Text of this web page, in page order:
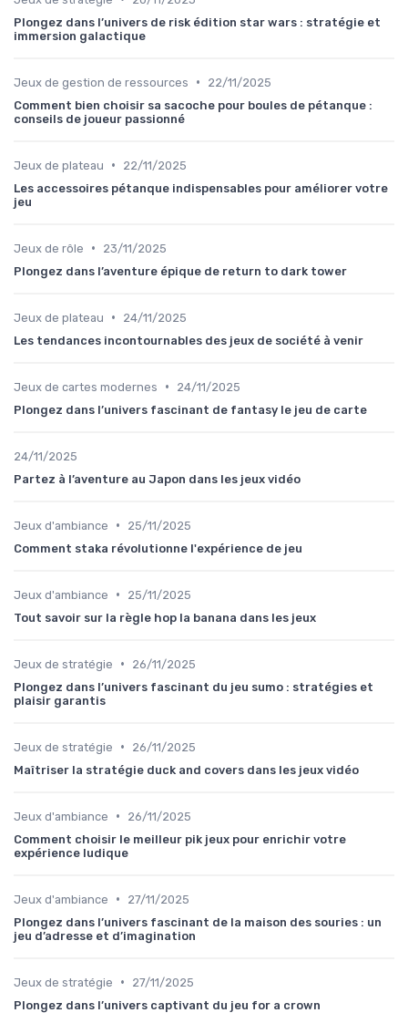
Plongez dans l’univers de risk édition star wars : stratégie et
immersion galactique
Jeux de gestion de ressources •
22/11/2025
Comment bien choisir sa sacoche pour boules de pétanque :
conseils de joueur passionné
Jeux de plateau •
22/11/2025
Les accessoires pétanque indispensables pour améliorer votre
jeu
Jeux de rôle •
23/11/2025
Plongez dans l’aventure épique de return to dark tower
Jeux de plateau •
24/11/2025
Les tendances incontournables des jeux de société à venir
Jeux de cartes modernes •
24/11/2025
Plongez dans l’univers fascinant de fantasy le jeu de carte
24/11/2025
Partez à l’aventure au Japon dans les jeux vidéo
Jeux d'ambiance •
25/11/2025
Comment staka révolutionne l'expérience de jeu
Jeux d'ambiance •
25/11/2025
Tout savoir sur la règle hop la banana dans les jeux
Jeux de stratégie •
26/11/2025
Plongez dans l’univers fascinant du jeu sumo : stratégies et
plaisir garantis
Jeux de stratégie •
26/11/2025
Maîtriser la stratégie duck and covers dans les jeux vidéo
Jeux d'ambiance •
26/11/2025
Comment choisir le meilleur pik jeux pour enrichir votre
expérience ludique
Jeux d'ambiance •
27/11/2025
Plongez dans l’univers fascinant de la maison des souries : un
jeu d’adresse et d’imagination
Jeux de stratégie •
27/11/2025
Plongez dans l’univers captivant du jeu for a crown